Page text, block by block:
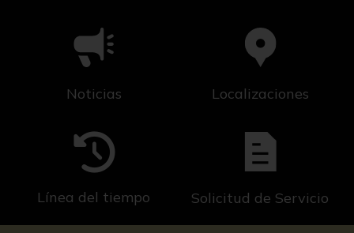
Noticias Localizaciones
Línea del tiempo Solicitud de Servicio